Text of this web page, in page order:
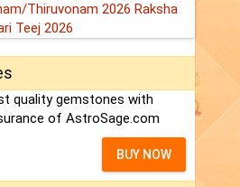
Thiruvonam 2026 Raksha
Teej 2026
quality gemstones with
of AstroSage.com
BUY NOW